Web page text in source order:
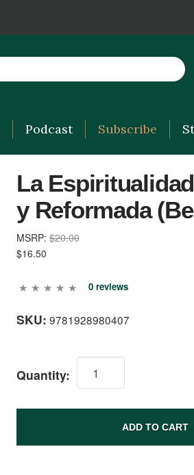
Podcast Subscribe
La
y Reformada
MSRP: $20.00
$16.50
0 reviews
SKU: 9781928980407
Quantity:
ADD TO CART